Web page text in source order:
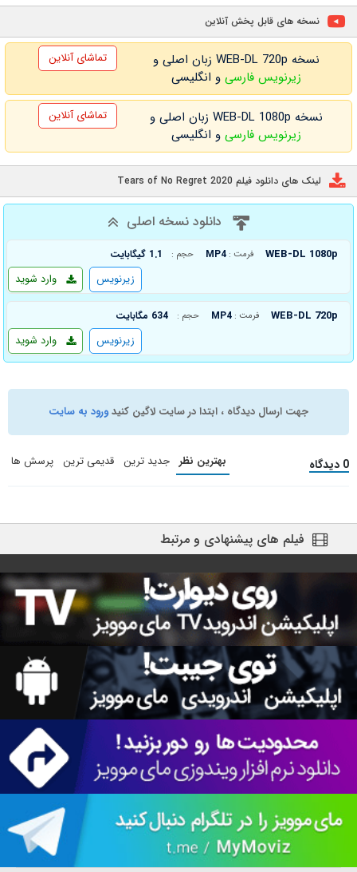
نسخه های قابل پخش آنلاین
نسخه WEB-DL 720p زبان اصلی و
زیرنویس فارسی و انگلیسی
تماشای آنلاین
نسخه WEB-DL 1080p زبان اصلی و
زیرنویس فارسی و انگلیسی
تماشای آنلاین
لینک های دانلود فیلم Tears of No Regret 2020
دانلود نسخه اصلی
WEB-DL 1080p فرمت : MP4 حجم : 1.1 گیگابایت
وارد شوید زیرنویس
WEB-DL 720p فرمت : MP4 حجم : 634 مگابایت
وارد شوید زیرنویس
جهت ارسال دیدگاه ، ابتدا در سایت لاگین کنیدورود به سایت
0 دیدگاه بهترین نظر جدید ترین قدیمی ترین پرسش ها
فیلم های پیشنهادی و مرتبط